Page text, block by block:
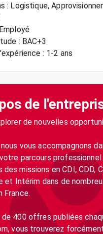
: Logistique,
: BAC+3
: 1-2 ans
de
de nouvelles
vous accompagnons
parcours
des missions en CDI, CDD,
et Intérim dans de
France.
400 offres publiées
vous trouverez